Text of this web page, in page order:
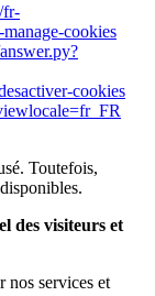
fr-
cookies
cookies
Toutefois,
des visiteurs et
nos services et